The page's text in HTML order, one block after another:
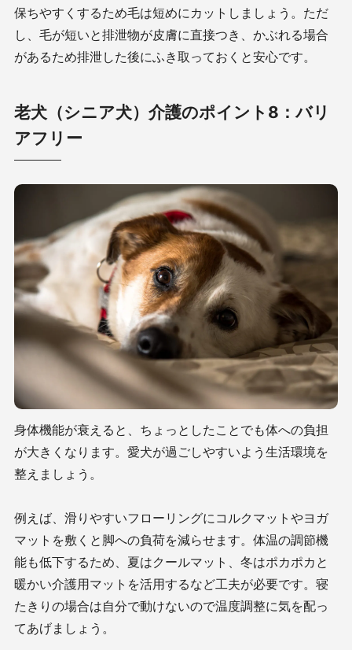
保ちやすくするため毛は短めにカットしましょう。ただ
し、毛が短いと排泄物が皮膚に直接つき、かぶれる場合
があるため排泄した後にふき取っておくと安心です。
老犬（シニア犬）介護のポイント8：バリ
アフリー
身体機能が衰えると、ちょっとしたことでも体への負担
が大きくなります。愛犬が過ごしやすいよう生活環境を
整えましょう。
例えば、滑りやすいフローリングにコルクマットやヨガ
マットを敷くと脚への負荷を減らせます。体温の調節機
能も低下するため、夏はクールマット、冬はポカポカと
暖かい介護用マットを活用するなど工夫が必要です。寝
たきりの場合は自分で動けないので温度調整に気を配っ
てあげましょう。